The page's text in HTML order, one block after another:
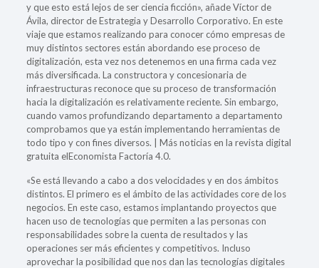
y que esto está lejos de ser ciencia ficción», añade Víctor de
Ávila, director de Estrategia y Desarrollo Corporativo. En este
viaje que estamos realizando para conocer cómo empresas de
muy distintos sectores están abordando ese proceso de
digitalización, esta vez nos detenemos en una firma cada vez
más diversificada. La constructora y concesionaria de
infraestructuras reconoce que su proceso de transformación
hacia la digitalización es relativamente reciente. Sin embargo,
cuando vamos profundizando departamento a departamento
comprobamos que ya están implementando herramientas de
todo tipo y con fines diversos. | Más noticias en la revista digital
gratuita elEconomista Factoría 4.0.
«Se está llevando a cabo a dos velocidades y en dos ámbitos
distintos. El primero es el ámbito de las actividades core de los
negocios. En este caso, estamos implantando proyectos que
hacen uso de tecnologías que permiten a las personas con
responsabilidades sobre la cuenta de resultados y las
operaciones ser más eficientes y competitivos. Incluso
aprovechar la posibilidad que nos dan las tecnologías digitales